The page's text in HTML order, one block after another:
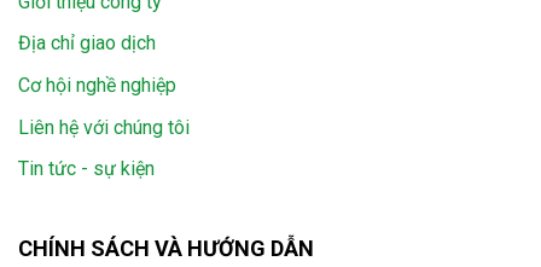
Địa chỉ giao dịch
Cơ hội nghề nghiệp
Liên hệ với chúng tôi
Tin tức - sự kiện
CHÍNH SÁCH VÀ HƯỚNG DẪN